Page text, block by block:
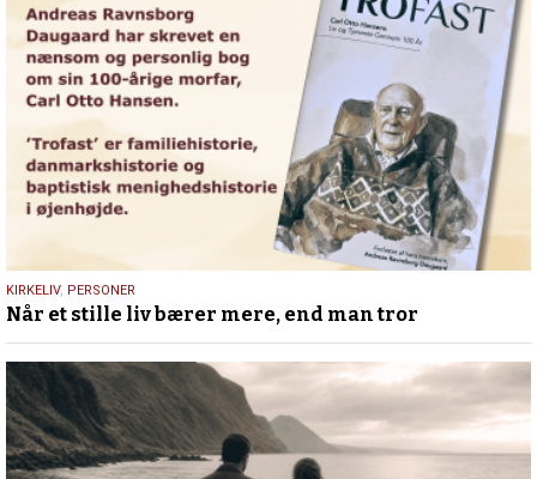
30.
juni
2026
KIRKELIV, PERSONER
Når et stille liv bærer mere, end man tror